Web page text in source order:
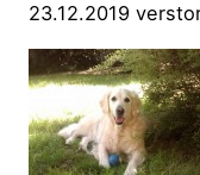
23.12.2019